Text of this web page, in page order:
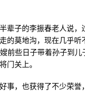
辈子的李振春老人说，
的莫地沟，现在几乎听
前些日子带着孙子到儿
门关上。
事，也获得了不少荣誉